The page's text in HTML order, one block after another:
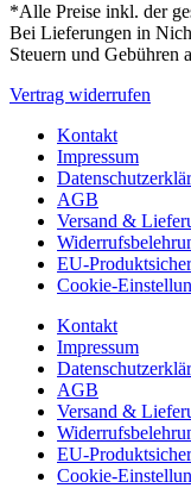
*Alle Preise inkl. der
Bei Lieferungen in
Steuern und Gebühren
Vertrag widerrufen
Kontakt
Impressum
AGB
Versand &
EU-
Cookie-
Kontakt
Impressum
AGB
Versand &
EU-
Cookie-